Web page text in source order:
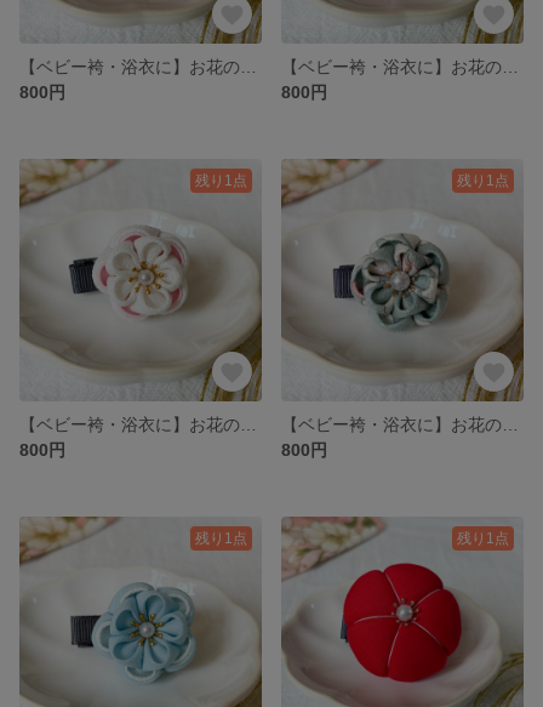
800円
800円
残り1点
800円
残り1点
800円
残り1点 残り1点